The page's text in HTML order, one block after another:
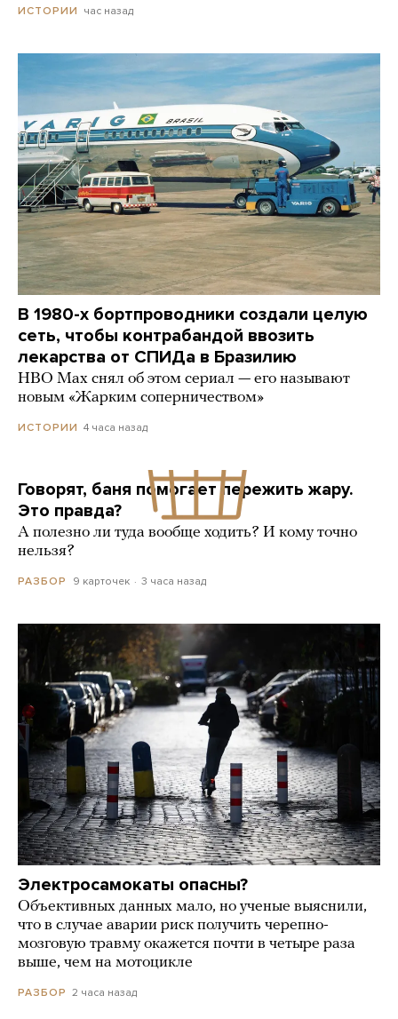
ИСТОРИИ час назад
В 1980-х бортпроводники создали целую
сеть, чтобы контрабандой ввозить
лекарства от СПИДа в Бразилию
HBO Max снял об этом сериал — его называют
новым «Жарким соперничеством»
ИСТОРИИ 4 часа назад
Говорят, баня помогает пережить жару.
Это правда?
А полезно ли туда вообще ходить? И кому точно
нельзя?
РАЗБОР 9 карточек 3 часа назад
Электросамокаты опасны?
Объективных данных мало, но ученые выяснили,
что в случае аварии риск получить черепно-
мозговую травму окажется почти в четыре раза
выше, чем на мотоцикле
РАЗБОР 2 часа назад